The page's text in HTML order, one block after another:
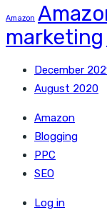
Amazon
marketing
December
August 2020
Amazon
Blogging
PPC
SEO
Log in